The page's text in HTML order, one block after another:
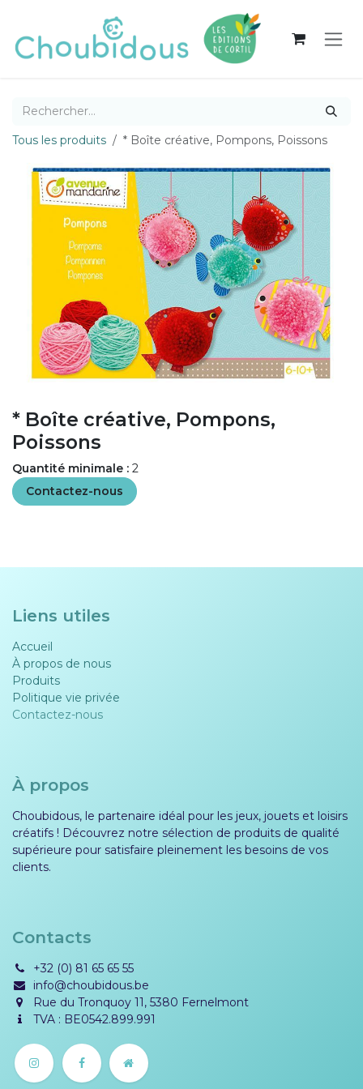
Tous les produits * Boîte créative, Pompons, Poissons
* Boîte créative, Pompons,
Poissons
Quantité minimale : 2
Contactez-nous
Liens utiles
Accueil
À propos de nous
Produits
Politique vie privée​​
Contactez-nous
À propos
Choubidous, le partenaire idéal pour les jeux, jouets et loisirs
créatifs ! Découvrez notre sélection de produits de qualité
supérieure pour satisfaire pleinement les besoins de vos
clients.
Contacts
+32 (0) 81 65 65 55
info@choubidous.be
Rue du Tronquoy 11, 5380 Fernelmont
TVA : BE0542.899.991